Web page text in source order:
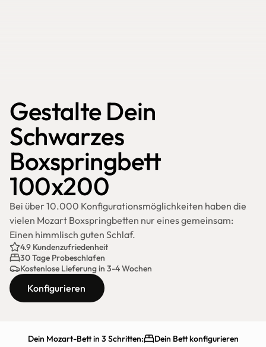
Gestalte Dein
Schwarzes
Boxspringbett
100x200
Bei über 10.000 Konfigurationsmöglichkeiten haben die
vielen Mozart Boxspringbetten nur eines gemeinsam:
Einen himmlisch guten Schlaf.
4.9 Kundenzufriedenheit
30 Tage Probeschlafen
Kostenlose Lieferung in 3-4 Wochen
Konfigurieren
Dein Mozart-Bett in 3 Schritten:
Dein Bett konfigurieren